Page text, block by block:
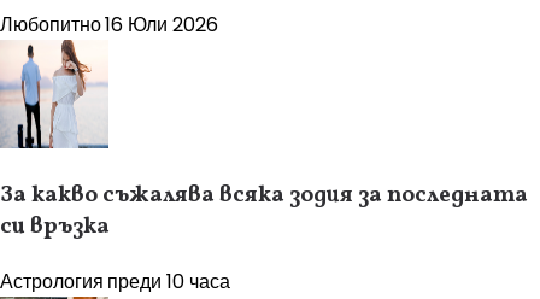
Любопитно16 Юли 2026
За какво съжалява всяка зодия за последната
си връзка
Астрология преди 10 часа